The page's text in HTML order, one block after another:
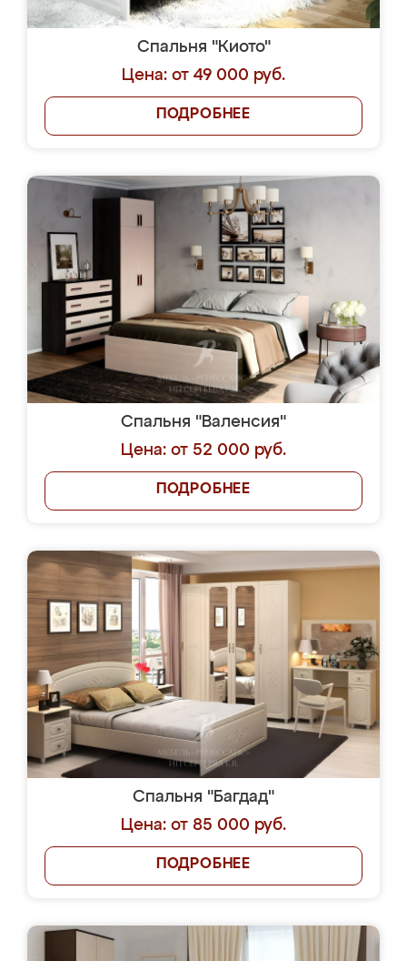
Спальня "Киото"
Цена: от 49 000 руб.
ПОДРОБНЕЕ
Спальня "Валенсия"
Цена: от 52 000 руб.
ПОДРОБНЕЕ
Спальня "Багдад"
Цена: от 85 000 руб.
ПОДРОБНЕЕ